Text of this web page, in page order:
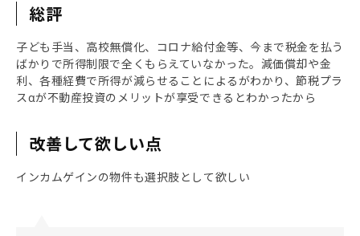
総評
子ども手当、高校無償化、コロナ給付金等、今まで税金を払う
ばかりで所得制限で全くもらえていなかった。減価償却や金
利、各種経費で所得が減らせることによるがわかり、節税プラ
スαが不動産投資のメリットが享受できるとわかったから
改善して欲しい点
インカムゲインの物件も選択肢として欲しい